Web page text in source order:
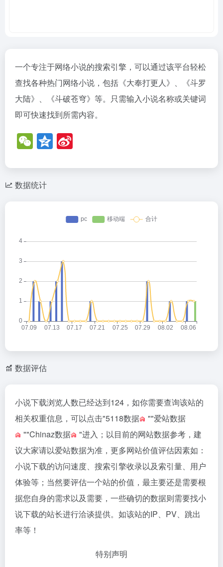
一个专注于网络小说的搜索引擎，可以通过该平台轻松
查找各种热门网络小说，包括《大奉打更人》、《斗罗
大陆》、《斗破苍穹》等。只需输入小说名称或关键词
即可快速找到所需内容。
W
e
C
h
Q
z
o a
b
o
数据统计
数据评估
小说下载浏览人数已经达到124，如你需要查询该站的
相关权重信息，可以点击"5118数据 ""爱站数据
""Chinaz数据
"进入；以目前的网站数据参考，建
议大家请以爱站数据为准，更多网站价值评估因素如：
小说下载的访问速度、搜索引擎收录以及索引量、用户
体验等；当然要评估一个站的价值，最主要还是需要根
据您自身的需求以及需要，一些确切的数据则需要找小
说下载的站长进行洽谈提供。如该站的IP、PV、跳出
率等！
特别声明